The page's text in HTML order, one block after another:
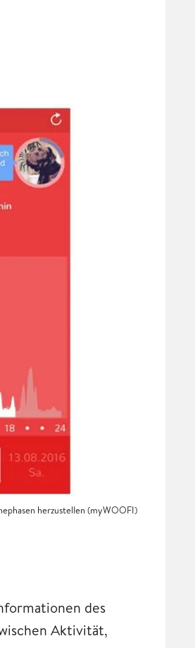
herzustellen (myWOOFI)
des
Aktivität,